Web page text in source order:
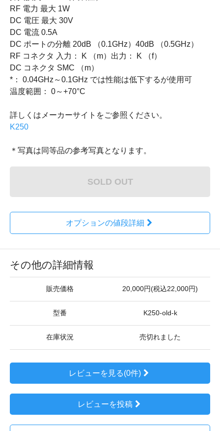
RF 電力 最大 1W
DC 電圧 最大 30V
DC 電流 0.5A
DC ポートの分離 20dB （0.1GHz）40dB （0.5GHz）
RF コネクタ 入力： K （m）出力： K （f）
DC コネクタ SMC （m）
*： 0.04GHz～0.1GHz では性能は低下するが使用可
温度範囲： 0～+70°C
詳しくはメーカーサイトをご参照ください。
K250
＊写真は同等品の参考写真となります。
SOLD OUT
オプションの値段詳細
その他の詳細情報
販売価格 20,000円(税込22,000円)
型番 K250-old-k
在庫状況 売切れました
レビューを見る(0件)
レビューを投稿